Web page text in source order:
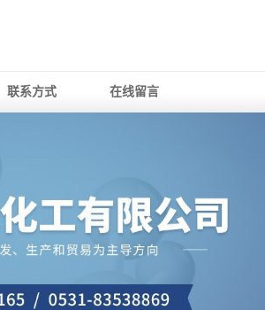
联系方式 在线留言